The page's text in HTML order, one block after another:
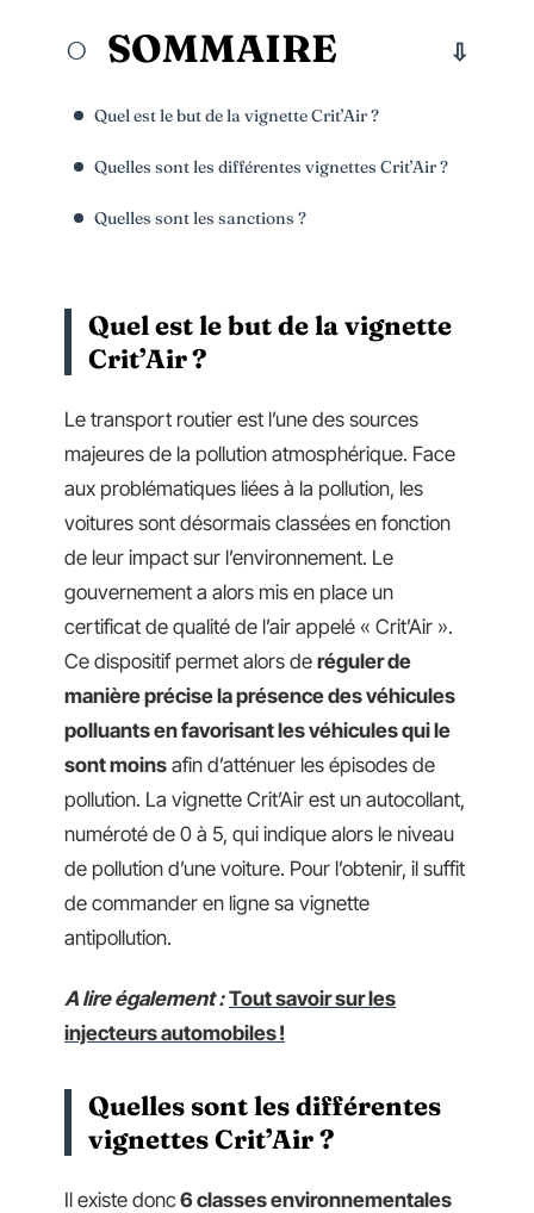
SOMMAIRE
Quel est le but de la vignette Crit’Air ?
Quelles sont les différentes vignettes Crit’Air ?
Quelles sont les sanctions ?
Quel est le but de la vignette
Crit’Air ?
Le transport routier est l’une des sources
majeures de la pollution atmosphérique. Face
aux problématiques liées à la pollution, les
voitures sont désormais classées en fonction
de leur impact sur l’environnement. Le
gouvernement a alors mis en place un
certificat de qualité de l’air appelé « Crit’Air ».
Ce dispositif permet alors de réguler de
manière précise la présence des véhicules
polluants en favorisant les véhicules qui le
sont moins afin d’atténuer les épisodes de
pollution. La vignette Crit’Air est un autocollant,
numéroté de 0 à 5, qui indique alors le niveau
de pollution d’une voiture. Pour l’obtenir, il suffit
de commander en ligne sa vignette
antipollution.
A lire également : Tout savoir sur les
injecteurs automobiles !
Quelles sont les différentes
vignettes Crit’Air ?
Il existe donc6 classes environnementales